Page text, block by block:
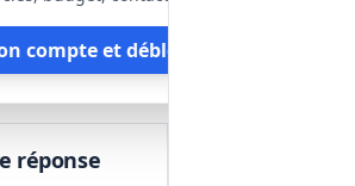
à sanctions
par l'acheteur si
compte et débloquer
réponse